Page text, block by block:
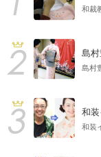
和裁
島
島村
和
和装